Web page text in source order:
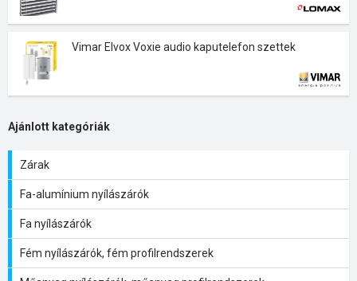
Vimar Elvox Voxie audio kaputelefon szettek
Ajánlott kategóriák
Zárak
Fa-alumínium nyílászárók
Fa nyílászárók
Fém nyílászárók, fém profilrendszerek